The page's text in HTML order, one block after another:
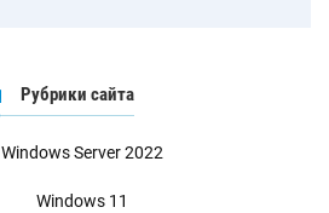
Рубрики сайта
Windows Server 2022
Windows 11